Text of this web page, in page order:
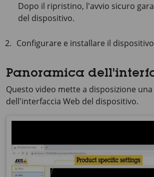
Dopo il ripristino, l'avvio sicuro
del dispositivo.
Configurare e installare il
Panoramica
Questo video mette a disposizione
dell'interfaccia Web del dispositivo.